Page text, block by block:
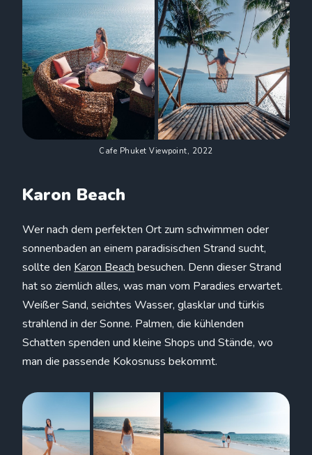
Cafe Phuket Viewpoint, 2022
Karon Beach
Wer nach dem perfekten Ort zum schwimmen oder
sonnenbaden an einem paradisischen Strand sucht,
sollte den Karon Beach besuchen. Denn dieser Strand
hat so ziemlich alles, was man vom Paradies erwartet.
Weißer Sand, seichtes Wasser, glasklar und türkis
strahlend in der Sonne. Palmen, die kühlenden
Schatten spenden und kleine Shops und Stände, wo
man die passende Kokosnuss bekommt.